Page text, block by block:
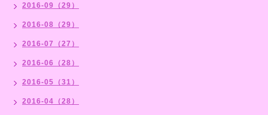
2016-09（29）
2016-08（29）
2016-07（27）
2016-06（28）
2016-05（31）
2016-04（28）